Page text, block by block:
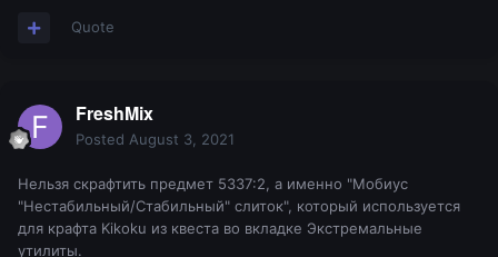
Quote
FreshMix
Posted August 3, 2021
Нельзя скрафтить предмет 5337:2, а именно "Мобиус
"Нестабильный/Стабильный" слиток", который используется
для крафта Kikoku из квеста во вкладке Экстремальные
утилиты.